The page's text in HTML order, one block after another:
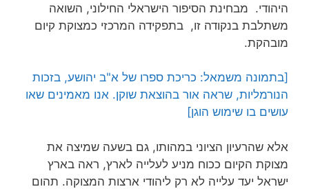
היהודי. מבחינת הסיפור הישראלי החילוני, השואה
משתלבת בנקודה זו, בתפקידה המרכזי כמצוקת קיום
מובהקת.
[בתמונה משמאל: כריכת ספרו של א"ב יהושע, בזכות
הנורמליות, שראה אור בהוצאת שוקן. אנו מאמינים שאו
עושים בו שימוש הוגן]
אלא שהרעיון הציוני במהותו, גם בשעה שמיצה את
מצוקת הקיום ככוח מניע לעלייה לארץ, ראה בארץ
ישראל יעד עלייה לא רק ליהודי ארצות המצוקה. תהום